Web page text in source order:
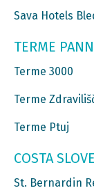
Sava Hotels
TERME
Terme 3000
Terme
Terme Ptuj
COSTA
St. Bernardin